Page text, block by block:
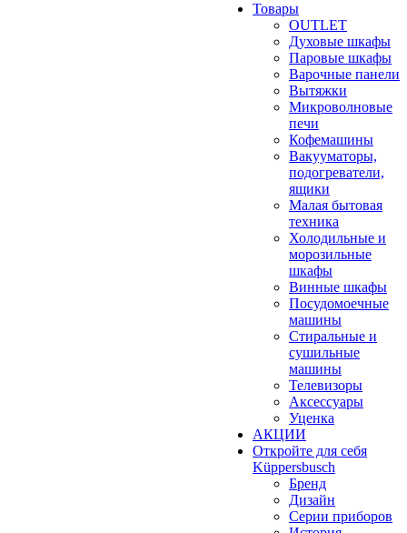
Товары
OUTLET
Духовые шкафы
Паровые шкафы
Варочные панели
Вытяжки
Микроволновые
печи
Кофемашины
Вакууматоры,
подогреватели,
ящики
Малая бытовая
техника
Холодильные и
морозильные
шкафы
Винные шкафы
Посудомоечные
машины
Стиральные и
сушильные
машины
Телевизоры
Аксессуары
Уценка
АКЦИИ
Откройте для себя
Küppersbusch
Бренд
Дизайн
Серии приборов